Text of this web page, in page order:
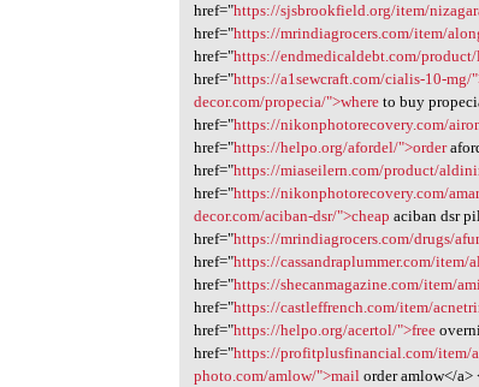
href="https://sjsbrookfield.org/item/
href="https://mrindiagrocers.com/item/
href="https://endmedicaldebt.com/
href="https://a1sewcraft.com/cialis-10-mg/
decor.com/propecia/">where to buy
href="https://nikonphotorecovery.com/
href="https://helpo.org/afordel/">order
href="https://miaseilern.com/product/
href="https://nikonphotorecovery.com/
decor.com/aciban-dsr/">cheap aciban dsr
href="https://mrindiagrocers.com/drugs/
href="https://cassandraplummer.com/item/
href="https://shecanmagazine.com/item/
href="https://castleffrench.com/item/
href="https://helpo.org/acertol/">free
href="https://profitplusfinancial.com/item/
photo.com/amlow/">mail order amlow</a>